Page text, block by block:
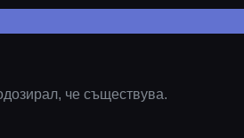
че съществува.